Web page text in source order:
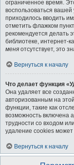
ограниченное время.
воспользоваться
приходилось вводить
отметить флажком пункт
рекомендуется делать
библиотеке, интернет-
меня отсутствует, это
Вернуться к началу
Что делает функция
Она удаляет все
авторизованным на
функции, такие как
возможность включена
трудности со входом
удаление cookies может
Вернуться к началу